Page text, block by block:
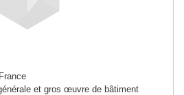
et gros œuvre de bâtiment